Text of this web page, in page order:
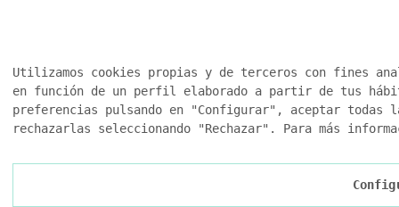
Utilizamos cookies propias y de terceros con fines
en función de un perfil elaborado a partir de tus
preferencias pulsando en "Configurar", aceptar
rechazarlas seleccionando "Rechazar". Para más